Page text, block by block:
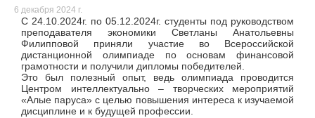
6 декабря 2024 г.
С 24.10.2024г. по 05.12.2024г. студенты под руководством
преподавателя экономики Светланы Анатольевны
Филипповой приняли участие во Всероссийской
дистанционной олимпиаде по основам финансовой
грамотности и получили дипломы победителей.
Это был полезный опыт, ведь олимпиада проводится
Центром интеллектуально – творческих мероприятий
«Алые паруса» с целью повышения интереса к изучаемой
дисциплине и к будущей профессии.